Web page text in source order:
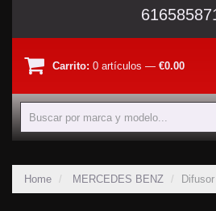
Carrito: 0 artículos — €0.00
Home MERCEDES BENZ